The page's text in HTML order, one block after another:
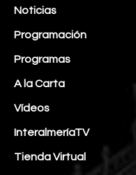
Noticias
Programación
Programas
A la Carta
Vídeos
InteralmeríaTV
Tienda Virtual